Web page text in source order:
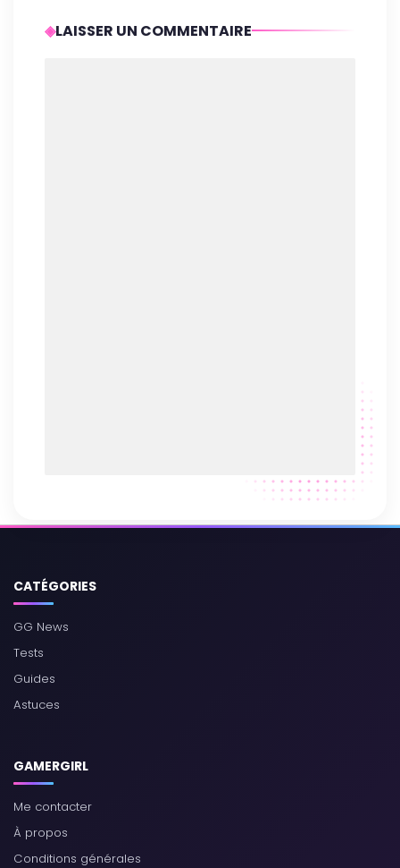
LAISSER UN COMMENTAIRE
CATÉGORIES
GG News
Tests
Guides
Astuces
GAMERGIRL
Me contacter
À propos
Conditions générales